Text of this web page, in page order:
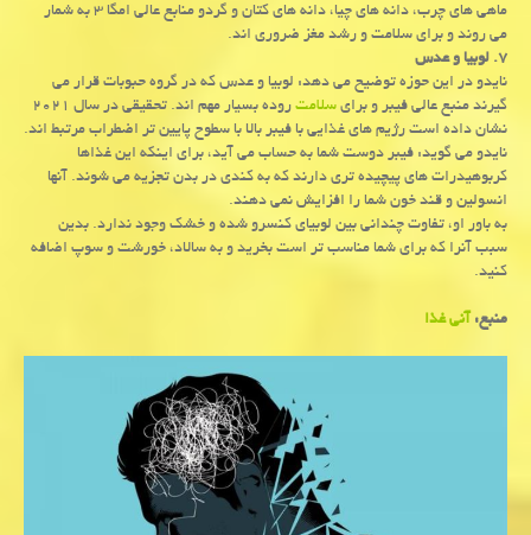
ماهی های چرب، دانه های چیا، دانه های کتان و گردو منابع عالی امگا ۳ به شمار
می روند و برای سلامت و رشد مغز ضروری اند.
۷. لوبیا و عدس
نایدو در این حوزه توضیح می دهد: لوبیا و عدس که در گروه حبوبات قرار می
گیرند منبع عالی فیبر و برایسلامت
روده بسیار مهم اند. تحقیقی در سال ۲۰۲۱
نشان داده است رژیم های غذایی با فیبر بالا با سطوح پایین تر اضطراب مرتبط اند.
نایدو می گوید: فیبر دوست شما به حساب می آید، برای اینکه این غذاها
کربوهیدرات های پیچیده تری دارند که به کندی در بدن تجزیه می شوند. آنها
انسولین و قند خون شما را افزایش نمی دهند.
به باور او، تفاوت چندانی بین لوبیای کنسرو شده و خشک وجود ندارد. بدین
سبب آنرا که برای شما مناسب تر است بخرید و به سالاد، خورشت و سوپ اضافه
کنید.
منبع:آنی غذا